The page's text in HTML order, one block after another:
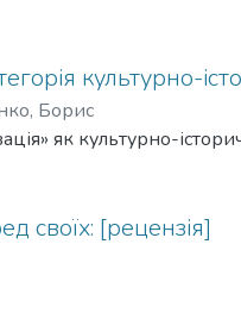
культурно-
Борис
як культурно-
своїх: [рецензія]